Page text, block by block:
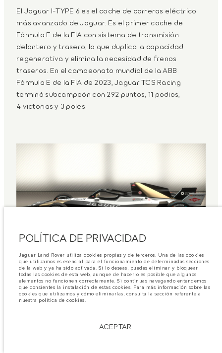
El Jaguar I-TYPE 6 es el coche de carreras eléctrico
más avanzado de Jaguar. Es el primer coche de
Fórmula E de la FIA con sistema de transmisión
delantero y trasero, lo que duplica la capacidad
regenerativa y elimina la necesidad de frenos
traseros. En el campeonato mundial de la ABB
Fórmula E de la FIA de 2023, Jaguar TCS Racing
terminó subcampeón con 292 puntos, 11 podios,
4 victorias y 3 poles.
Jaguar I‑TYPE 7
El monoplaza de aceleración más rápida acreditado
por la FIA. El Jaguar I-TYPE 7 llega al circuito con un
capaz de acelerar de 0 a 100 km/h en 1,86 segundos.
POLÍTICA DE PRIVACIDAD
Jaguar Land Rover utiliza cookies propias y de terceros. Una de las cookies
que utilizamos es esencial para el funcionamiento de determinadas secciones
de la web y ya ha sido activada. Si lo deseas, puedes eliminar y bloquear
todas las cookies de esta web, aunque de hacerlo es posible que algunos
elementos no funcionen correctamente. Si continuas navegando entendemos
que consientes la instalación de estas cookies. Para más información sobre las
cookies que utilizamos y cómo eliminarlas, consulta la sección referente a
nuestra política de cookies.
ACEPTAR